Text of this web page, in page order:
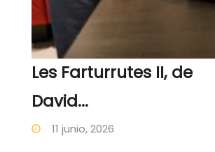
Les Farturrutes II, de
David...
11 junio, 2026